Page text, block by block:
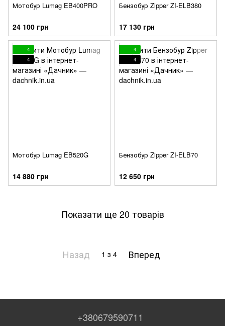
Мотобур Lumag EB400PRO
24 100 грн
Бензобур Zipper ZI-ELB380
17 130 грн
4
4
Мотобур Lumag EB520G
14 880 грн
4
4
Бензобур Zipper ZI-ELB70
12 650 грн
Показати ще 20 товарів
Назад 1 з 4 Вперед
+380679590711